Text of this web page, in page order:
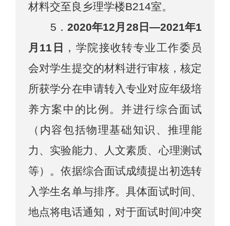
材料交至良乡理学楼B214室。
5 ． 2020年12月 28 日 —2021年1
月 11 日
，学院接收转专业工作委员
会对学生提交的材料进行审核，核定
所获学分在申请转入专业对应年级培
养方案中的比例。并进行综合面试
（内容包括物理基础知识、推理能
力、实验能力、人文素质、心理测试
等）。依据综合面试成绩提出初选转
入学生名单与排序。具体面试时间、
地点将电话通知，对于面试时间冲突